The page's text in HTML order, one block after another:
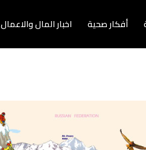
أفكار صحية اخبار المال والاعمال